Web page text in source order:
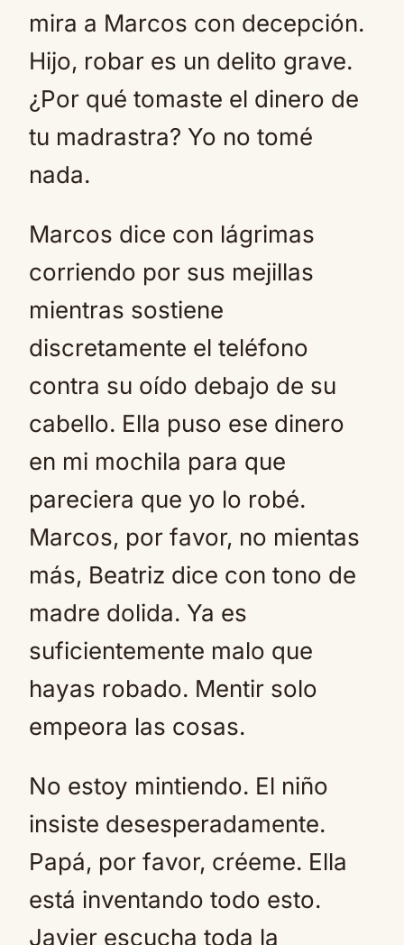
mira a Marcos con decepción.
Hijo, robar es un delito grave.
¿Por qué tomaste el dinero de
tu madrastra? Yo no tomé
nada.
Marcos dice con lágrimas
corriendo por sus mejillas
mientras sostiene
discretamente el teléfono
contra su oído debajo de su
cabello. Ella puso ese dinero
en mi mochila para que
pareciera que yo lo robé.
Marcos, por favor, no mientas
más, Beatriz dice con tono de
madre dolida. Ya es
suficientemente malo que
hayas robado. Mentir solo
empeora las cosas.
No estoy mintiendo. El niño
insiste desesperadamente.
Papá, por favor, créeme. Ella
está inventando todo esto.
Javier escucha toda la